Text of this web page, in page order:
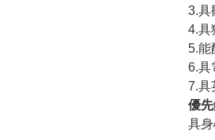
3.具
4.具
5.能
6.具
7.具
優先
具